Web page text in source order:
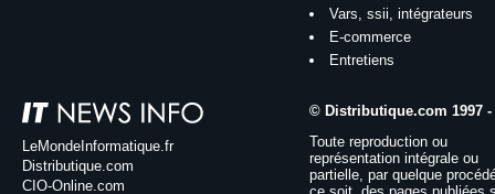
Vars, ssii, intégrateurs
E-commerce
Entretiens
LeMondeInformatique.fr
Distributique.com
CIO-Online.com
© Distributique.com 1997 -
Toute reproduction ou
représentation intégrale ou
partielle, par quelque